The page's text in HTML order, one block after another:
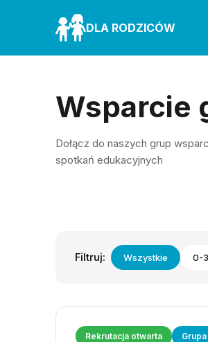
DLA RODZICÓW
Wsparcie
Dołącz do naszych grup
spotkań edukacyjnych
Filtruj: Wszystkie 0-3
Rekrutacja otwarta